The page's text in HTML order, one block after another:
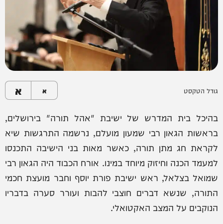
גודל הטקסט א א
בהיכל בית המדרש של ישיבת "אהל תורה" בירושלים,
בראשות הגאון רבי שמעון מועלם, נרשמה התרגשות שיא
לקראת חג מתן תורה, כאשר מאות בני הישיבה התכנסו
למעמד הכנה וחיזוק מיוחד במינו. אורח הכבוד היה הגאון רבי
שמואל בצלאל, ראש ישיבת פורת יוסף וחבר מועצת חכמי
התורה, שנשא דברים חוצבי להבות ועורר סערה בדבריו
הנוקבים על המצב האקטואלי.